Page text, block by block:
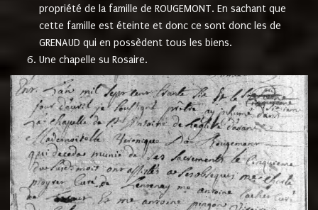
propriété de la famille de ROUGEMONT. En sachant que
cette famille est éteinte et donc ce sont donc les de
GRENAUD qui en possèdent tous les biens.
Une chapelle su Rosaire.